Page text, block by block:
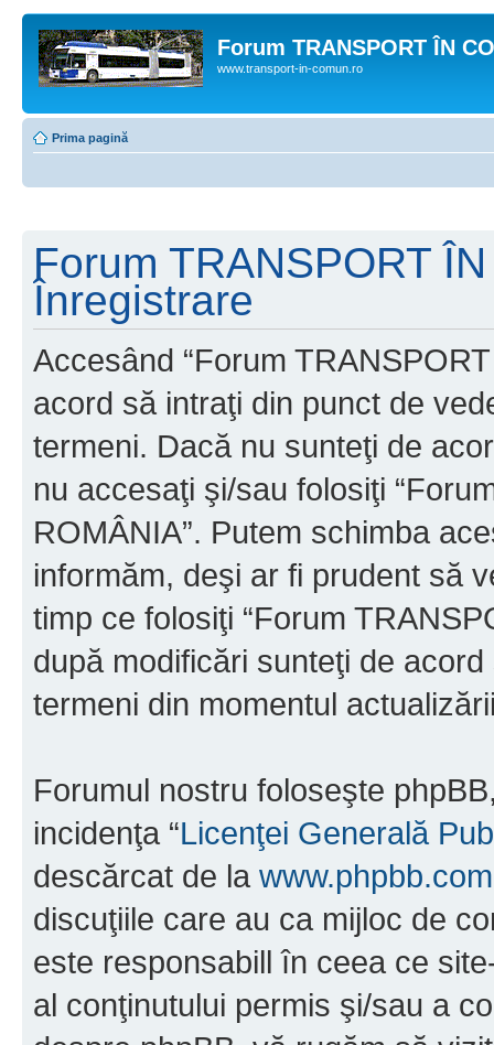
Forum TRANSPORT ÎN
www.transport-in-comun.ro
Prima pagină
Forum TRANSPORT
Înregistrare
Accesând “Forum
acord să intraţi din punct de
termeni. Dacă nu sunteţi de
nu accesaţi şi/sau folosiţi
ROMÂNIA”. Putem schimba
informăm, deşi ar fi prudent să
timp ce folosiţi “Forum
după modificări sunteţi de
termeni din momentul
Forumul nostru foloseşte
incidenţa “Licenţei Generală
descărcat de la www.phpbb.com
discuţiile care au ca mijloc de
este responsabill în ceea ce
al conţinutului permis şi/sau a